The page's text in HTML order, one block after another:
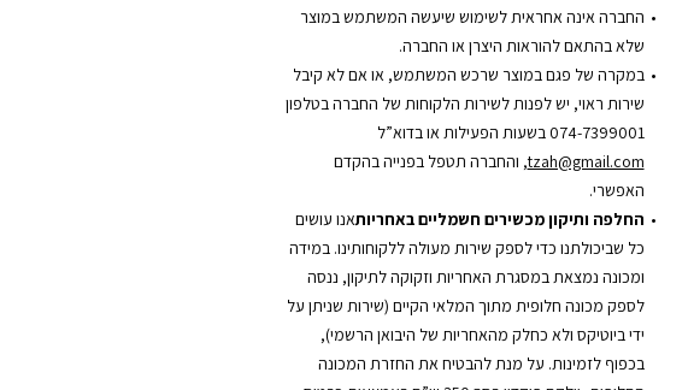
החברה אינה אחראית לשימוש שיעשה המשתמש במוצר
שלא בהתאם להוראות היצרן או החברה.
במקרה של פגם במוצר שרכש המשתמש, או אם לא קיבל
שירות ראוי, יש לפנות לשירות הלקוחות של החברה בטלפון
074-7399001 בשעות הפעילות או בדוא”ל
tzah@gmail.com, והחברה תטפל בפנייה בהקדם
האפשרי.
החלפה ותיקון מכשירים חשמליים באחריותאנו עושים
כל שביכולתנו כדי לספק שירות מעולה ללקוחותינו. במידה
ומכונה נמצאת במסגרת האחריות וזקוקה לתיקון, ננסה
לספק מכונה חלופית מתוך המלאי הקיים (שירות שניתן על
ידי ביוטיקס ולא כחלק מהאחריות של היבואן הרשמי),
בכפוף לזמינות. על מנת להבטיח את החזרת המכונה